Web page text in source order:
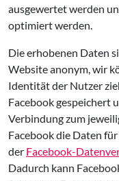
ausgewertet werden
optimiert werden.
Die erhobenen Daten
Website anonym, wir
Identität der Nutzer
Facebook gespeichert
Verbindung zum
Facebook die Daten
der Facebook-
Dadurch kann